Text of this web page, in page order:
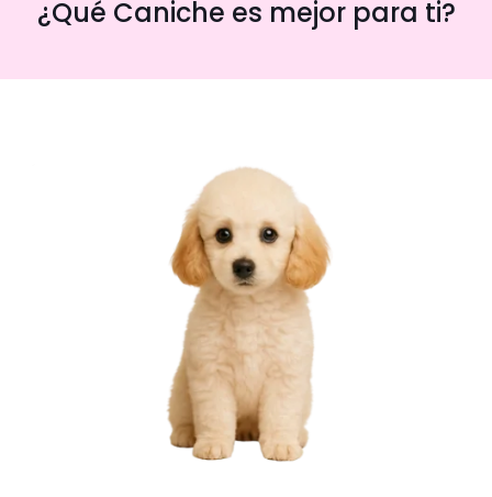
¿Qué Caniche es mejor para ti?